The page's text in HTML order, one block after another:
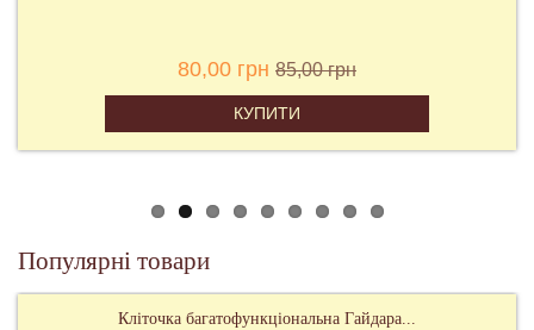
80,00 грн 85,00 грн
КУПИТИ
Популярні товари
Кліточка багатофункціональна Гайдара...